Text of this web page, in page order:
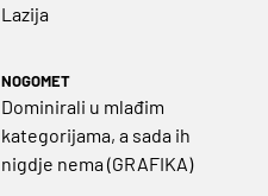
Lazija
NOGOMET
Dominirali u mlađim
kategorijama, a sada ih
nigdje nema (GRAFIKA)